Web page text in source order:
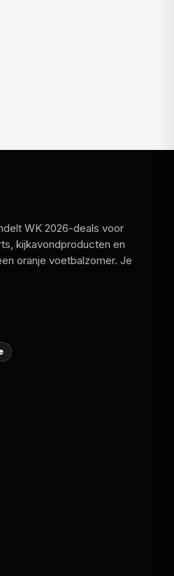
WK 2026-deals voor
kijkavondproducten en
oranje voetbalzomer. Je